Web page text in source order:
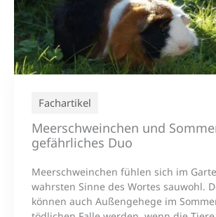
Fachartikel
Meerschweinchen und
gefährliches Duo
Meerschweinchen fühlen sich im
wahrsten Sinne des Wortes sauwohl.
können auch Außengehege im